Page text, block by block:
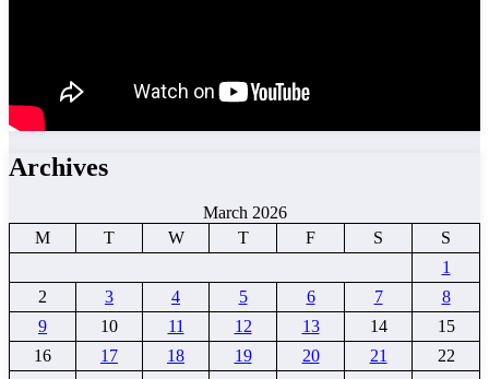
Archives
March 2026
M
T W T F S
S
1
2
3 4 5 6 7
8
9
10 11 12 13 14
15
16
17 18 19 20 21
22